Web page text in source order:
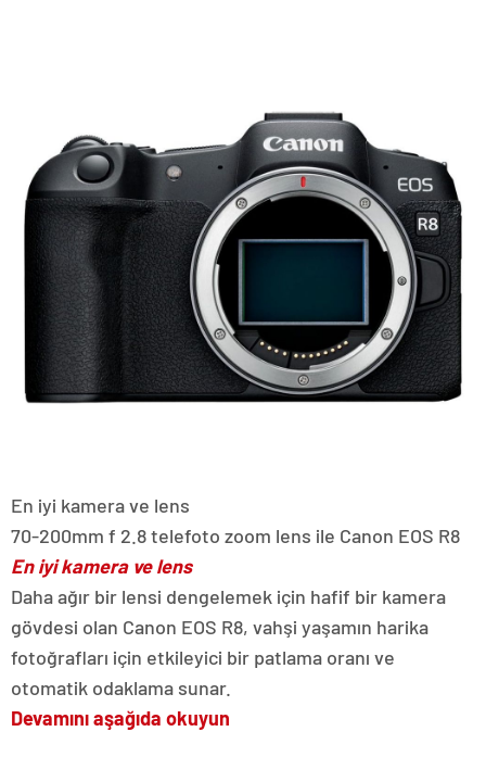
En iyi kamera ve lens
70-200mm f 2.8 telefoto zoom lens ile Canon EOS R8
En iyi kamera ve lens
Daha ağır bir lensi dengelemek için hafif bir kamera
gövdesi olan Canon EOS R8, vahşi yaşamın harika
fotoğrafları için etkileyici bir patlama oranı ve
otomatik odaklama sunar.
Devamını aşağıda okuyun